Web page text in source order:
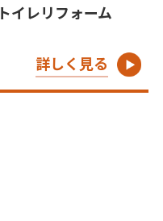
トイレリフォーム
詳しく見る